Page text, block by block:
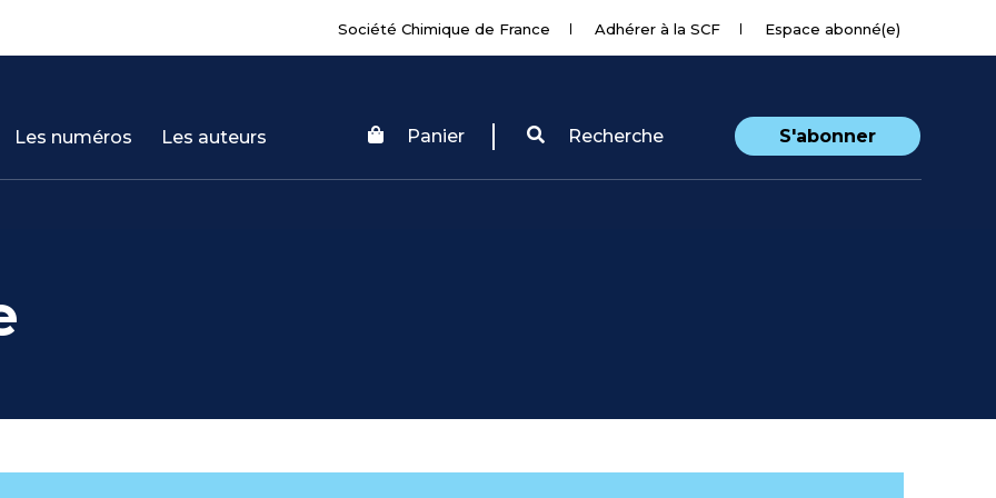
Société Chimique de France Adhérer à la SCF Espace abonné(e)
Les numéros Les auteurs Panier Recherche S'abonner